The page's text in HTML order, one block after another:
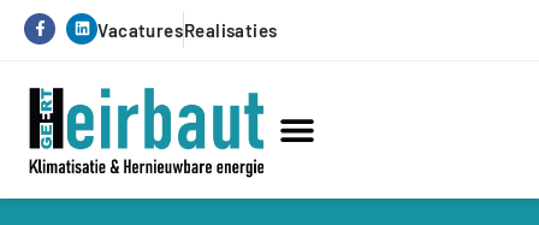
VacaturesRealisaties